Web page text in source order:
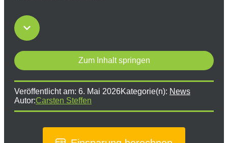
Zum Inhalt springen
Veröffentlicht am: 6. Mai 2026Kategorie(n): News
Autor:Carsten Steffen